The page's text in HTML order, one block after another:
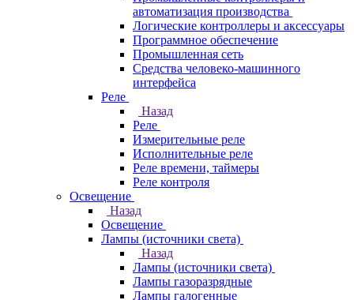
автоматизация производства
Логические контроллеры и аксессуары
Программное обеспечение
Промышленная сеть
Средства человеко-машинного
интерфейса
Реле
Назад
Реле
Измерительные реле
Исполнительные реле
Реле времени, таймеры
Реле контроля
Освещение
Назад
Освещение
Лампы (источники света)
Назад
Лампы (источники света)
Лампы газоразрядные
Лампы галогенные